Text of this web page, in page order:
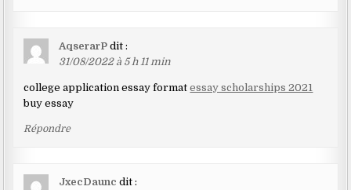
AqserarP dit :
31/08/2022 à 5 h 11 min
college application essay formatessay scholarships 2021
buy essay
Répondre
JxecDaunc dit :